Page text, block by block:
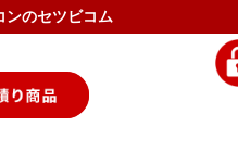
ンのセツビコム